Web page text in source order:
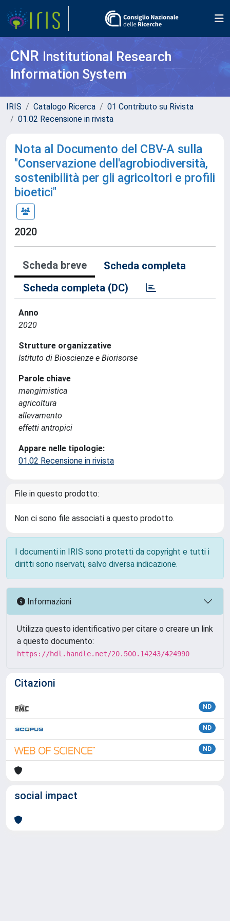
CNR Institutional Research
Information System
IRIS Catalogo Ricerca
01 Contributo su Rivista
01.02 Recensione in rivista
Nota al Documento del CBV-A sulla
"Conservazione dell'agrobiodiversità,
sostenibilità per gli agricoltori e profili
bioetici"
2020
Scheda breve
Scheda completa
Scheda completa (DC)
Anno
2020
Strutture organizzative
Istituto di Bioscienze e Biorisorse
Parole chiave
mangimistica
agricoltura
allevamento
effetti antropici
Appare nelle tipologie:
01.02 Recensione in rivista
File in questo prodotto:
Non ci sono file associati a questo prodotto.
I documenti in IRIS sono protetti da copyright e tutti i
diritti sono riservati, salvo diversa indicazione.
Informazioni
Utilizza questo identificativo per citare o creare un link
a questo documento:
https://hdl.handle.net/20.500.14243/424990
Citazioni
ND
ND
ND
social impact